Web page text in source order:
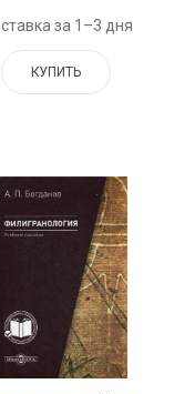
за 1–3 дня
КУПИТЬ